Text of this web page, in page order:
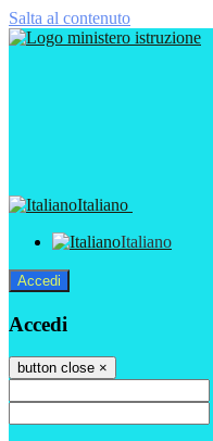
Salta al contenuto
Italiano
Italiano
Accedi
Accedi
button close ×